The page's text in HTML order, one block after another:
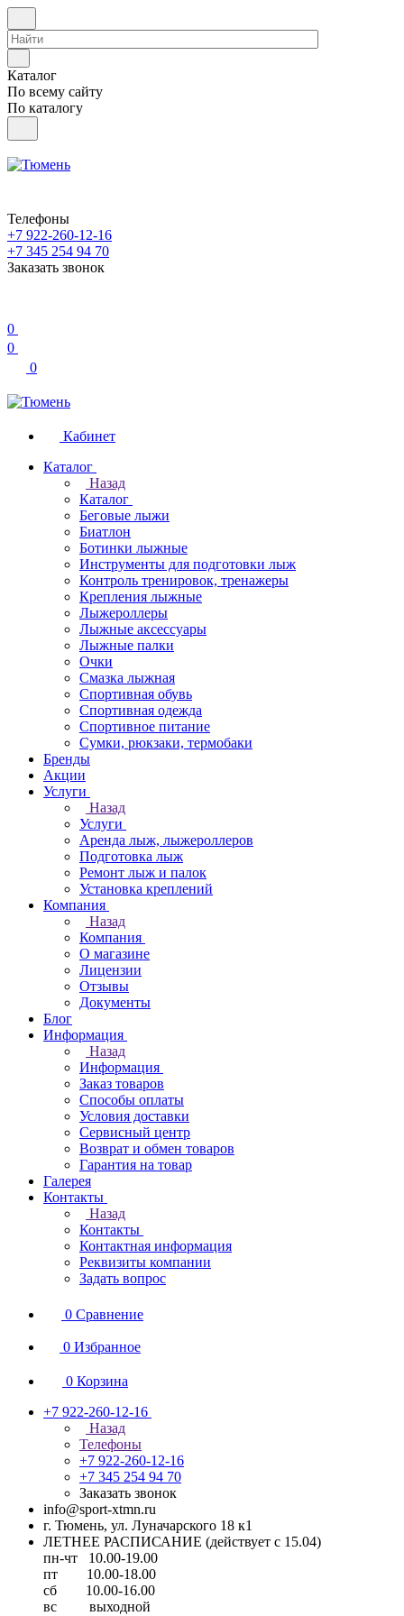
Каталог
По всему сайту
По каталогу
Телефоны
+7 922-260-12-16
+7 345 254 94 70
Заказать звонок
0
0
0
Кабинет
Каталог
Назад
Каталог
Беговые лыжи
Биатлон
Ботинки лыжные
Инструменты для подготовки лыж
Контроль тренировок, тренажеры
Крепления лыжные
Лыжероллеры
Лыжные аксессуары
Лыжные палки
Очки
Смазка лыжная
Спортивная обувь
Спортивная одежда
Спортивное питание
Сумки, рюкзаки, термобаки
Бренды
Акции
Услуги
Назад
Услуги
Аренда лыж, лыжероллеров
Подготовка лыж
Ремонт лыж и палок
Установка креплений
Компания
Назад
Компания
О магазине
Лицензии
Отзывы
Документы
Блог
Информация
Назад
Информация
Заказ товаров
Способы оплаты
Условия доставки
Сервисный центр
Возврат и обмен товаров
Гарантия на товар
Галерея
Контакты
Назад
Контакты
Контактная информация
Реквизиты компании
Задать вопрос
0 Сравнение
0 Избранное
0 Корзина
+7 922-260-12-16
Назад
Телефоны
+7 922-260-12-16
+7 345 254 94 70
Заказать звонок
info@sport-xtmn.ru
г. Тюмень, ул. Луначарского 18 к1
ЛЕТНЕЕ РАСПИСАНИЕ (действует с 15.04)
пн-чт 10.00-19.00
пт 10.00-18.00
сб 10.00-16.00
вс выходной